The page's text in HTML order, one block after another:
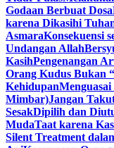
Godaan Berbuat Dosa
karena Dikasihi
AsmaraKonsekuensi
Undangan Allah
KasihPengenangan
Orang Kudus Bukan
Kehidupan
Mimbar)Jangan
SesakDipilih dan
MudaTaat karena
Silent Treatment